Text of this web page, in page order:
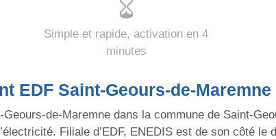
Simple et rapide, activation en 4
minutes
EDF Saint-Geours-de-Maremne
de-Maremne dans la commune de Saint-
Filiale d’EDF, ENEDIS est de son côté le